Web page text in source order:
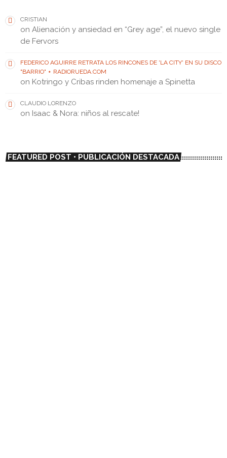
CRISTIAN
on Alienación y ansiedad en “Grey age”, el nuevo single
de Fervors
FEDERICO AGUIRRE RETRATA LOS RINCONES DE 'LA CITY' EN SU DISCO
"BARRIO" ⋆ RADIORUEDA.COM
on Kotringo y Cribas rinden homenaje a Spinetta
CLAUDIO LORENZO
on Isaac & Nora: niños al rescate!
FEATURED POST • PUBLICACIÓN DESTACADA